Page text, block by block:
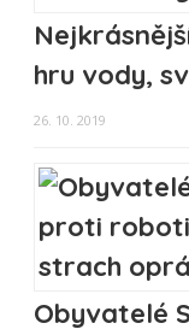
hru vody,
26. 10. 2019
Obyvatelé